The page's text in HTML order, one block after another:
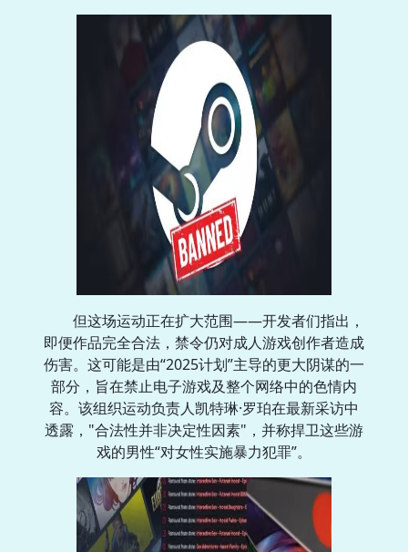
但这场运动正在扩大范围——开发者们指出，
即便作品完全合法，禁令仍对成人游戏创作者造成
伤害。这可能是由“2025计划”主导的更大阴谋的一
部分，旨在禁止电子游戏及整个网络中的色情内
容。该组织运动负责人凯特琳·罗珀在最新采访中
透露，"合法性并非决定性因素"，并称捍卫这些游
戏的男性“对女性实施暴力犯罪”。